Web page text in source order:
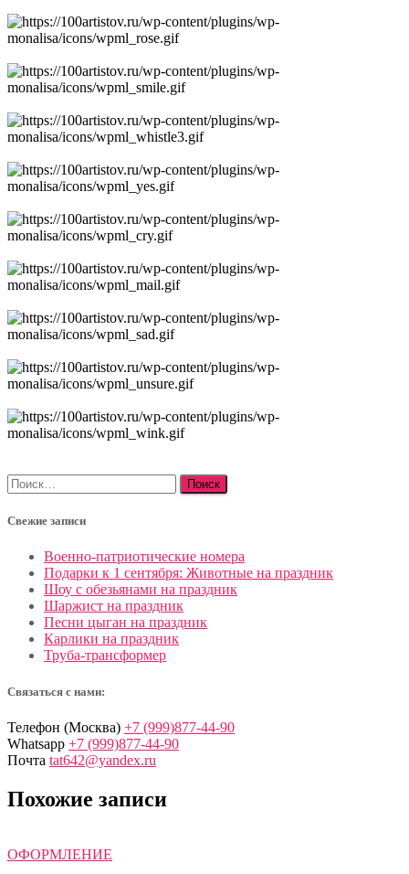
Найти:
Свежие записи
Военно-патриотические номера
Подарки к 1 сентября: Животные на праздник
Шоу с обезьянами на праздник
Шаржист на праздник
Песни цыган на праздник
Карлики на праздник
Труба-трансформер
Связаться с нами:
Телефон (Москва) +7 (999)877-44-90
Whatsapp +7 (999)877-44-90
Почта tat642@yandex.ru
Похожие записи
ОФОРМЛЕНИЕ